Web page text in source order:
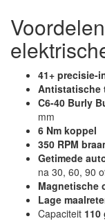
41+ precisie-
Antistatische
C6-40 Burly
mm
6 Nm koppel
350 RPM
Getimede
na 30, 60, 90
Magnetische
Lage
Capaciteit 110